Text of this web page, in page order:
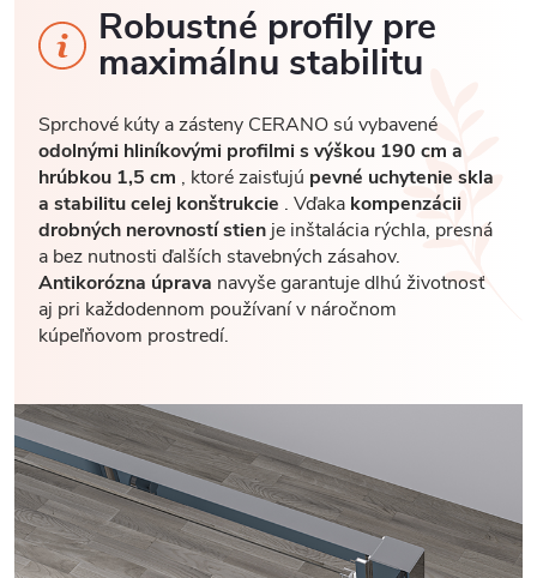
Robustné profily pre
maximálnu stabilitu
Sprchové kúty a zásteny CERANO sú vybavené
odolnými hliníkovými profilmi s výškou 190 cm a
hrúbkou 1,5 cm , ktoré zaisťujú pevné uchytenie skla
a stabilitu celej konštrukcie . Vďaka kompenzácii
drobných nerovností stien je inštalácia rýchla, presná
a bez nutnosti ďalších stavebných zásahov.
Antikorózna úprava navyše garantuje dlhú životnosť
aj pri každodennom používaní v náročnom
kúpeľňovom prostredí.